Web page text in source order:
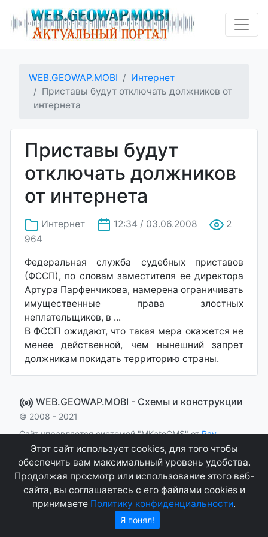
WEB.GEOWAP.MOBI
Интернет
Приставы будут отключать должников от
интернета
Приставы будут
отключать должников
от интернета
Интернет 12:34 / 03.06.2008
2
964
Федеральная служба судебных приставов
(ФССП), по словам заместителя ее директора
Артура Парфенчикова, намерена ограничивать
имущественные права злостных
неплательщиков, в ...
В ФССП ожидают, что такая мера окажется не
менее действенной, чем нынешний запрет
должникам покидать территорию страны.
WEB.GEOWAP.MOBI - Cхемы и конструкции
© 2008 - 2021
Сайт управляется системой "MKateCMS" отRay
Icemont
Соглашение Конфиденциальность
О сайте Контакты
Этот сайт использует cookies, для того чтобы
обеспечить вам максимальный уровень удобства.
Продолжая просмотр или использование этого веб-
сайта, вы соглашаетесь с его файлами cookies и
принимаете Политику конфиденциальности.
Я понял!